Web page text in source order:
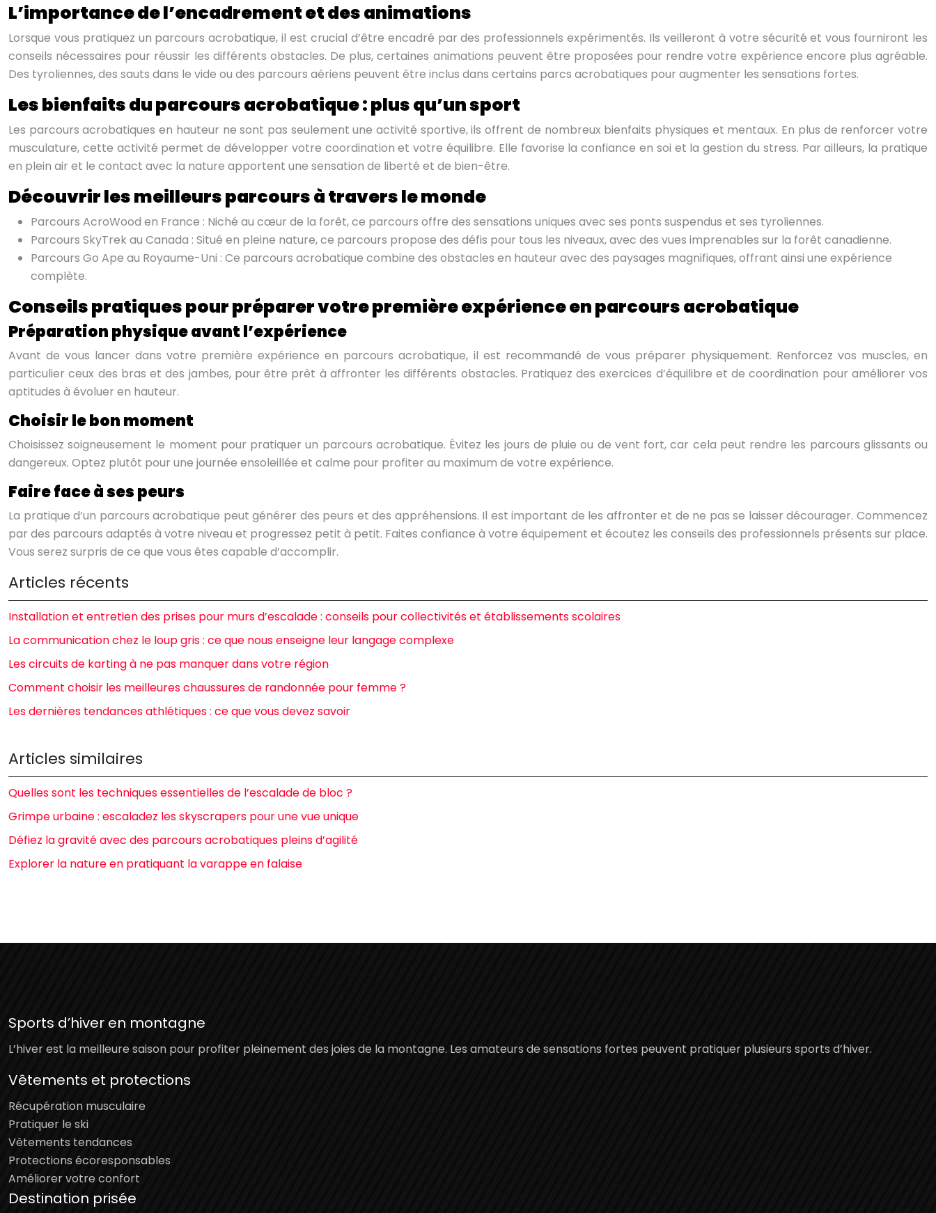
L’importance de l’encadrement et des animations
Lorsque vous pratiquez un parcours acrobatique, il est crucial d’être encadré par des professionnels expérimentés. Ils veilleront à votre sécurité et vous fourniront les
conseils nécessaires pour réussir les différents obstacles. De plus, certaines animations peuvent être proposées pour rendre votre expérience encore plus agréable.
Des tyroliennes, des sauts dans le vide ou des parcours aériens peuvent être inclus dans certains parcs acrobatiques pour augmenter les sensations fortes.
Les bienfaits du parcours acrobatique : plus qu’un sport
Les parcours acrobatiques en hauteur ne sont pas seulement une activité sportive, ils offrent de nombreux bienfaits physiques et mentaux. En plus de renforcer votre
musculature, cette activité permet de développer votre coordination et votre équilibre. Elle favorise la confiance en soi et la gestion du stress. Par ailleurs, la pratique
en plein air et le contact avec la nature apportent une sensation de liberté et de bien-être.
Découvrir les meilleurs parcours à travers le monde
Parcours AcroWood en France : Niché au cœur de la forêt, ce parcours offre des sensations uniques avec ses ponts suspendus et ses tyroliennes.
Parcours SkyTrek au Canada : Situé en pleine nature, ce parcours propose des défis pour tous les niveaux, avec des vues imprenables sur la forêt canadienne.
Parcours Go Ape au Royaume-Uni : Ce parcours acrobatique combine des obstacles en hauteur avec des paysages magnifiques, offrant ainsi une expérience
complète.
Conseils pratiques pour préparer votre première expérience en parcours acrobatique
Préparation physique avant l’expérience
Avant de vous lancer dans votre première expérience en parcours acrobatique, il est recommandé de vous préparer physiquement. Renforcez vos muscles, en
particulier ceux des bras et des jambes, pour être prêt à affronter les différents obstacles. Pratiquez des exercices d’équilibre et de coordination pour améliorer vos
aptitudes à évoluer en hauteur.
Choisir le bon moment
Choisissez soigneusement le moment pour pratiquer un parcours acrobatique. Évitez les jours de pluie ou de vent fort, car cela peut rendre les parcours glissants ou
dangereux. Optez plutôt pour une journée ensoleillée et calme pour profiter au maximum de votre expérience.
Faire face à ses peurs
La pratique d’un parcours acrobatique peut générer des peurs et des appréhensions. Il est important de les affronter et de ne pas se laisser décourager. Commencez
par des parcours adaptés à votre niveau et progressez petit à petit. Faites confiance à votre équipement et écoutez les conseils des professionnels présents sur place.
Vous serez surpris de ce que vous êtes capable d’accomplir.
Articles récents
Installation et entretien des prises pour murs d’escalade : conseils pour collectivités et établissements scolaires
La communication chez le loup gris : ce que nous enseigne leur langage complexe
Les circuits de karting à ne pas manquer dans votre région
Comment choisir les meilleures chaussures de randonnée pour femme ?
Les dernières tendances athlétiques : ce que vous devez savoir
Articles similaires
Quelles sont les techniques essentielles de l’escalade de bloc ?
Grimpe urbaine : escaladez les skyscrapers pour une vue unique
Défiez la gravité avec des parcours acrobatiques pleins d’agilité
Explorer la nature en pratiquant la varappe en falaise
Sports d’hiver en montagne
L’hiver est la meilleure saison pour profiter pleinement des joies de la montagne. Les amateurs de sensations fortes peuvent pratiquer plusieurs sports d’hiver.
Vêtements et protections
Récupération musculaire
Pratiquer le ski
Vêtements tendances
Protections écoresponsables
Améliorer votre confort
Destination prisée